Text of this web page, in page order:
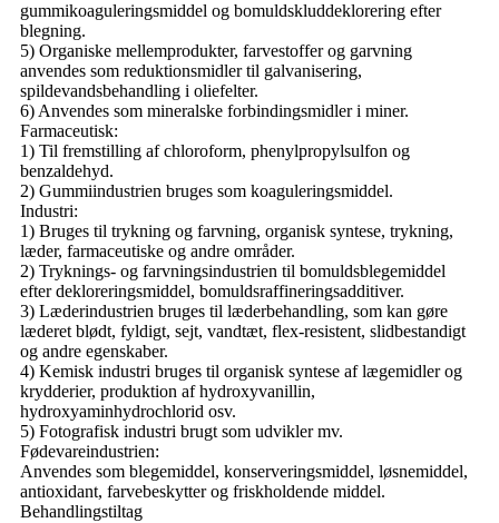
gummikoaguleringsmiddel og bomuldskluddeklorering efter
blegning.
5) Organiske mellemprodukter, farvestoffer og garvning
anvendes som reduktionsmidler til galvanisering,
spildevandsbehandling i oliefelter.
6) Anvendes som mineralske forbindingsmidler i miner.
Farmaceutisk:
1) Til fremstilling af chloroform, phenylpropylsulfon og
benzaldehyd.
2) Gummiindustrien bruges som koaguleringsmiddel.
Industri:
1) Bruges til trykning og farvning, organisk syntese, trykning,
læder, farmaceutiske og andre områder.
2) Tryknings- og farvningsindustrien til bomuldsblegemiddel
efter dekloreringsmiddel, bomuldsraffineringsadditiver.
3) Læderindustrien bruges til læderbehandling, som kan gøre
læderet blødt, fyldigt, sejt, vandtæt, flex-resistent, slidbestandigt
og andre egenskaber.
4) Kemisk industri bruges til organisk syntese af lægemidler og
krydderier, produktion af hydroxyvanillin,
hydroxyaminhydrochlorid osv.
5) Fotografisk industri brugt som udvikler mv.
Fødevareindustrien:
Anvendes som blegemiddel, konserveringsmiddel, løsnemiddel,
antioxidant, farvebeskytter og friskholdende middel.
Behandlingstiltag